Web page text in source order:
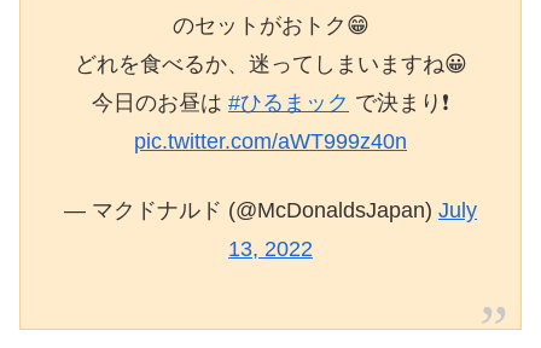
のセットがおトク😁
どれを食べるか、迷ってしまいますね😀
今日のお昼は #ひるまック で決まり❗️
pic.twitter.com/aWT999z40n
— マクドナルド (@McDonaldsJapan) July
13, 2022